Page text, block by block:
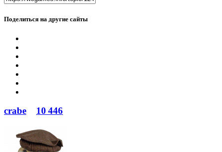
Поделиться на другие сайты
crabe 10 446